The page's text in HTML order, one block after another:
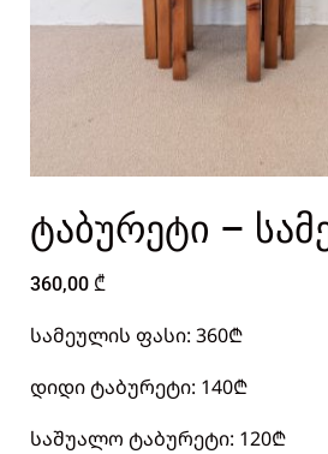
ტაბურეტი –
360,00 ₾
სამეულის ფასი: 360₾
დიდი ტაბურეტი: 140₾
საშუალო ტაბურეტი: 120₾